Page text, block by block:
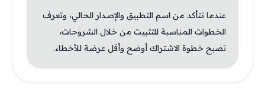
عندما تتأكد من اسم التطبيق والإصدار الحالي، وتعرف
الخطوات المناسبة للتثبيت من خلال الشروحات،
تصبح خطوة الاشتراك أوضح وأقل عرضة للأخطاء.